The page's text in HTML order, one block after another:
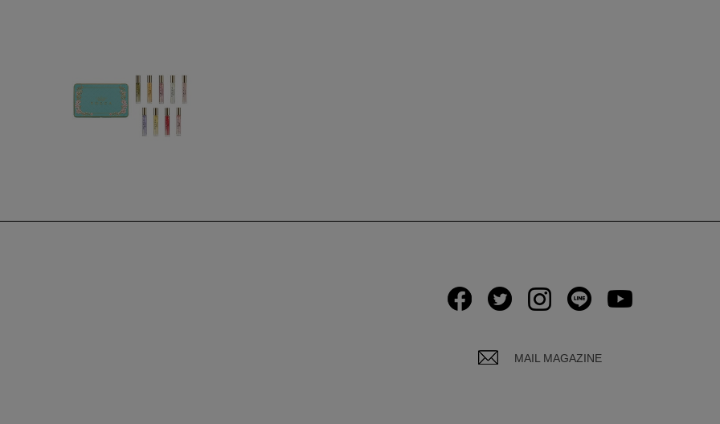
MAIL MAGAZINE